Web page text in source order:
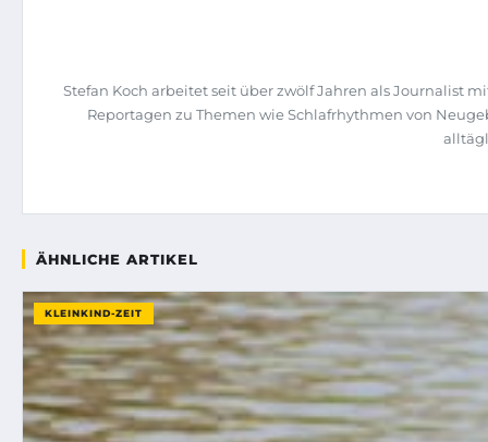
Stefan Koch arbeitet seit über zwölf Jahren als Journalist
Reportagen zu Themen wie Schlafrhythmen von
ÄHNLICHE ARTIKEL
KLEINKIND-ZEIT